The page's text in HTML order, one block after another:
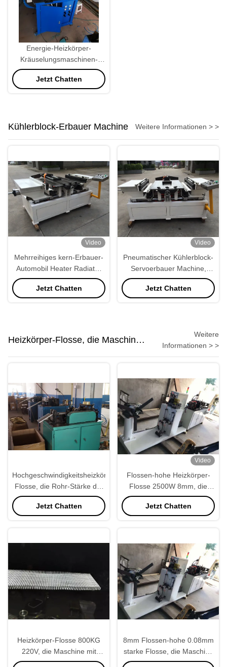
Energie-Heizkörper-
Kräuselungsmaschinen-
Heizkörper 220V 370W, der
Maschine herstellt
Jetzt Chatten
Kühlerblock-Erbauer Machine Weitere Informationen > >
Video
Mehrreihiges kern-Erbauer-
Automobil Heater Radiator
der Rohr-800kg Aluminium
Jetzt Chatten
Video
Pneumatischer Kühlerblock-
Servoerbauer Machine,
Kern-Versammlungs-
Maschine
Jetzt Chatten
Heizkörper-Flosse, die Maschine
bildet
Weitere
Informationen > >
Hochgeschwindigkeitsheizkörper-
Flosse, die Rohr-Stärke der
Maschinen-5mm der Höhen-
1.5mm bildet
Jetzt Chatten
Video
Flossen-hohe Heizkörper-
Flosse 2500W 8mm, die
Maschinen-hohe Präzision
bildet
Jetzt Chatten
Heizkörper-Flosse 800KG
220V, die Maschine mit
hoher Geschwindigkeit bildet
8mm Flossen-hohe 0.08mm
starke Flosse, die Maschine
für Automobil-Behälter bildet